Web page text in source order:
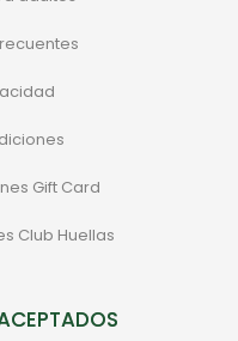
Gift Card
Club Huellas